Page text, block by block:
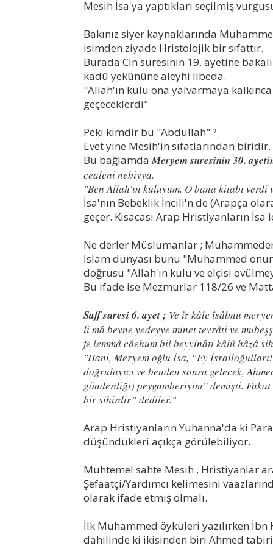
Mesih İsa'ya yaptıkları seçilmiş
Bakınız siyer kaynaklarında
isimden ziyade Hristolojik bir sıfattır.
Burada Cin suresinin 19. ayetine
kadû yekûnûne aleyhi libeda.
"Allah'ın kulu ona yalvarmaya
geçeceklerdi"
Peki kimdir bu "Abdullah" ?
Evet yine Mesih'in sıfatlarından biridir.
Bu bağlamdaMeryem suresinin 30.
cealeni nebiyya.
"Ben Allah'ın kuluyum. O bana kitabı verdi
İsa'nın Bebeklik İncili'n de (Arapça
geçer. Kısacası Arap Hristiyanların
Ne derler Müslümanlar ;
İslam dünyası bunu "Muhammed
doğrusu "Allah'ın kulu ve elçisi
Bu ifade ise Mezmurlar 118/26 ve
Saff suresi 6. ayet ; Ve iz kâle îsâbnu
li mâ beyne yedeyye minet tevrâti ve
fe lemmâ câehum bil beyyinâti kâlû hâzâ
"Hani, Meryem oğlu İsa, “Ey İsrailoğulları!
doğrulayıcı ve benden sonra gelecek,
gönderdiği) peygamberiyim” demişti.
bir sihirdir” dediler."
Arap Hristiyanların Yuhanna'da ki
düşündükleri açıkça görülebiliyor.
Muhtemel sahte Mesih , Hristiyanlar
Şefaatçi/Yardımcı kelimesini
olarak ifade etmiş olmalı.
İlk Muhammed öyküleri yazılırken İbn
dahilinde ki ikisinden biri Ahmed